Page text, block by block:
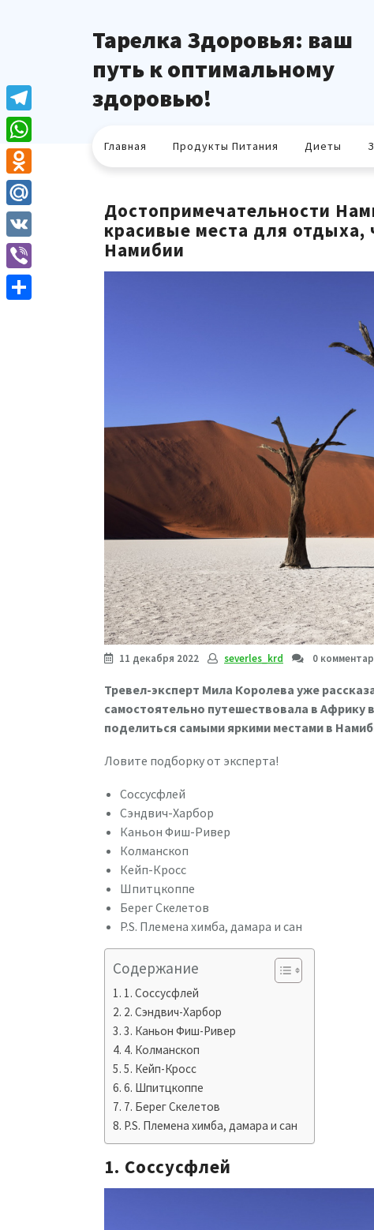
Тарелка Здоровья: ваш
путь к оптимальному
здоровью!
Главная Продукты Питания Диеты
Достопримечательности
красивые места для отдыха,
Намибии
11 декабря 2022 severles_krd 0
Тревел-эксперт Мила Королева уже
самостоятельно путешествовала в
поделиться самыми яркими местами в
Ловите подборку от эксперта!
Соссусфлей
Сэндвич-Харбор
Каньон Фиш-Ривер
Колманскоп
Кейп-Кросс
Шпитцкоппе
Берег Скелетов
P.S. Племена химба, дамара и сан
Содержание
1. Соссусфлей
2. Сэндвич-Харбор
3. Каньон Фиш-Ривер
4. Колманскоп
5. Кейп-Кросс
6. Шпитцкоппе
7. Берег Скелетов
P.S. Племена химба, дамара и сан
1. Соссусфлей
Telegram
WhatsApp
Odnoklassniki
Mail.Ru
VK
Viber